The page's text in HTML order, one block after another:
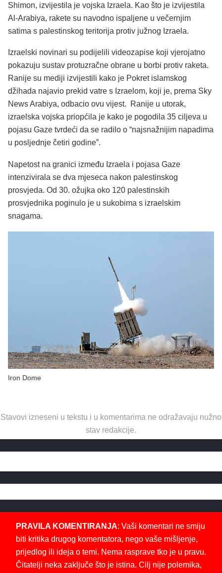
Shimon, izvijestila je vojska Izraela. Kao što je izvijestila
Al-Arabiya, rakete su navodno ispaljene u večernjim
satima s palestinskog teritorija protiv južnog Izraela.
Izraelski novinari su podijelili videozapise koji vjerojatno
pokazuju sustav protuzračne obrane u borbi protiv raketa.
Ranije su mediji izvijestili kako je Pokret islamskog
džihada najavio prekid vatre s Izraelom, koji je, prema Sky
News Arabiya, odbacio ovu vijest. Ranije u utorak,
izraelska vojska priopćila je kako je pogodila 35 ciljeva u
pojasu Gaze tvrdeći da se radilo o “najsnažnijim napadima
u posljednje četiri godine”.
Napetost na granici između Izraela i pojasa Gaze
intenzivirala se dva mjeseca nakon palestinskog
prosvjeda. Od 30. ožujka oko 120 palestinskih
prosvjednika poginulo je u sukobima s izraelskim
snagama.
Iron Dome
Stavovi izneseni u tekstu i u komentarima ne odražavaju nužno
stav redakcije.
PRAVILA KOMENTIRANJA: Vaši komentari ne smiju
biti kritika drugog komentatora, nego vaše mišljenje,
prijedlog ili ideja o temi. Nema rasprave tko je u pravu.
Čitatelji neka zaključe što je istina. Cilj nije polemika,